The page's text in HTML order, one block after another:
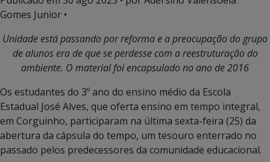
Gomes Junior •
Unidade está passando por reforma e a preocupação do grupo
de alunos era de que se perdesse com a reestruturação do
ambiente. O material foi encapsulado no ano de 2016
Os estudantes do 3º ano do ensino médio da Escola
Estadual José Alves, que oferta ensino em tempo integral,
em Corguinho, participaram na última sexta-feira (25) da
abertura da cápsula do tempo, um tesouro enterrado no
passado pelos predecessores da comunidade educacional.